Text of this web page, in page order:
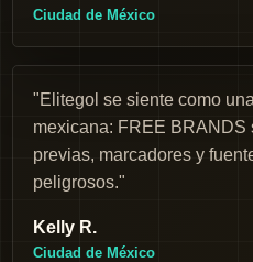
Ciudad de México
"Elitegol se siente como
mexicana: FREE BRANDS
previas, marcadores y
peligrosos."
Kelly R.
Ciudad de México